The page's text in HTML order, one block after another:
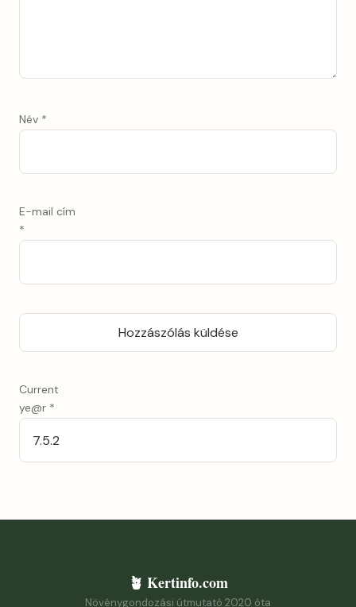
Név *
E-mail cím
*
Current
ye@r *
🪴 Kertinfo.com
Növénygondozási útmutató 2020 óta